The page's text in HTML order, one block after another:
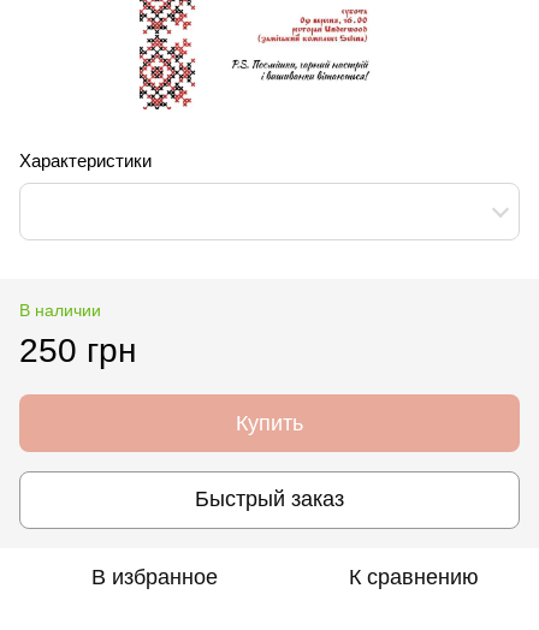
Характеристики
В наличии
250 грн
Купить
Быстрый заказ
В избранное К сравнению